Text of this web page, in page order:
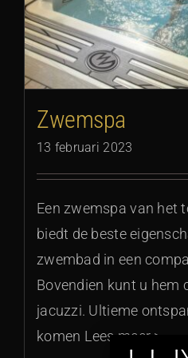
Zwemspa
13 februari 2023
Een zwemspa van het
biedt de beste
zwembad in een
Bovendien kunt u hem
jacuzzi. Ultieme
komen Lees meer >